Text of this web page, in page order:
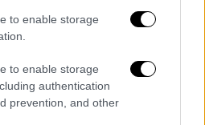
to enable storage
to enable storage
authentication
prevention, and other
που συμμετείχα σε
είπε σε δηλώσεις του
ο μικρός Λέανδρος,
τον Άλκη αναφέρθηκε και
βίας